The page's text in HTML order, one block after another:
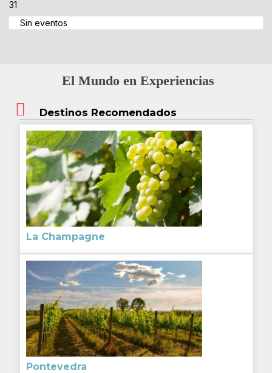
31
Sin eventos
El Mundo en Experiencias
Destinos Recomendados
La Champagne
Pontevedra